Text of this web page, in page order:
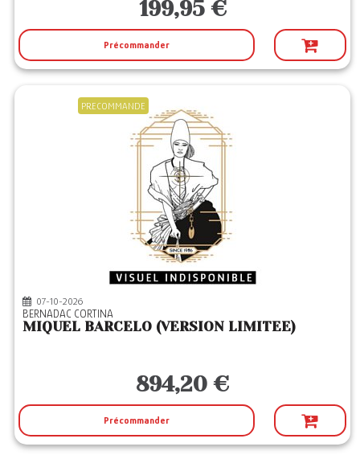
199,95 €
Précommander
PRECOMMANDE
07-10-2026
BERNADAC CORTINA
MIQUEL BARCELO (VERSION LIMITEE)
894,20 €
Précommander